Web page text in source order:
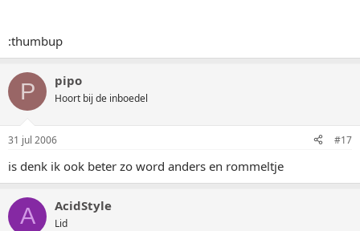
:thumbup
P pipo
Hoort bij de inboedel
31 jul 2006 #17
is denk ik ook beter zo word anders en rommeltje
A AcidStyle
Lid